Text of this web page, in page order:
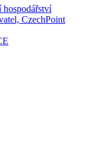
hospodářství
CzechPoint